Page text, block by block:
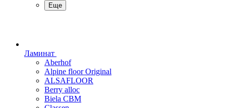
Еще
Ламинат
Aberhof
Alpine floor Original
ALSAFLOOR
Berry alloc
Biela CBM